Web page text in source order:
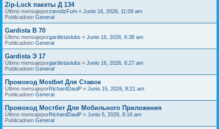
Zip-Lock пакеты Д 134
Último mensajeporzavodzFum « Junio 16, 2026, 11:09 am
Publicadoen General
Gardista В 70
Último mensajeporgardistaslubs « Junio 16, 2026, 6:38 am
Publicadoen General
Gardista Э 17
Último mensajeporgardistaslubs « Junio 16, 2026, 6:27 am
Publicadoen General
Промокод Mostbet Для Ставок
Último mensajeporRichardDaulP « Junio 15, 2026, 8:21 am
Publicadoen General
Промокод Мостбет Для Мобильного Приложения
Último mensajeporRichardDaulP « Junio 5, 2026, 8:16 am
Publicadoen General